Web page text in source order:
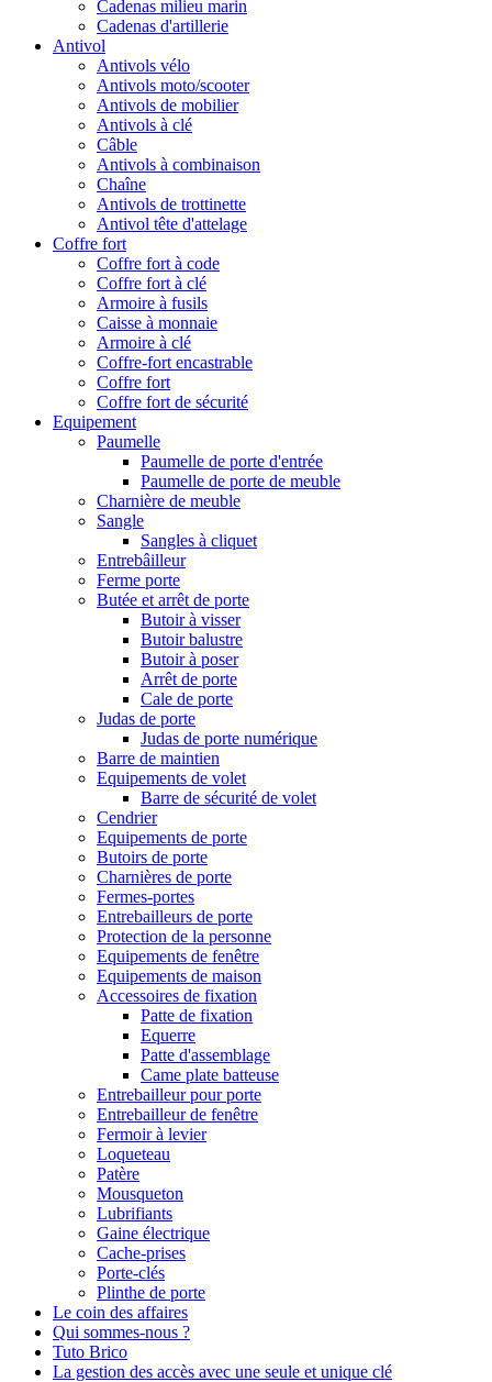
Cadenas milieu marin
Cadenas d'artillerie
Antivol
Antivols vélo
Antivols moto/scooter
Antivols de mobilier
Antivols à clé
Câble
Antivols à combinaison
Chaîne
Antivols de trottinette
Antivol tête d'attelage
Coffre fort
Coffre fort à code
Coffre fort à clé
Armoire à fusils
Caisse à monnaie
Armoire à clé
Coffre-fort encastrable
Coffre fort
Coffre fort de sécurité
Equipement
Paumelle
Paumelle de porte d'entrée
Paumelle de porte de meuble
Charnière de meuble
Sangle
Sangles à cliquet
Entrebâilleur
Ferme porte
Butée et arrêt de porte
Butoir à visser
Butoir balustre
Butoir à poser
Arrêt de porte
Cale de porte
Judas de porte
Judas de porte numérique
Barre de maintien
Equipements de volet
Barre de sécurité de volet
Cendrier
Equipements de porte
Butoirs de porte
Charnières de porte
Fermes-portes
Entrebailleurs de porte
Protection de la personne
Equipements de fenêtre
Equipements de maison
Accessoires de fixation
Patte de fixation
Equerre
Patte d'assemblage
Came plate batteuse
Entrebailleur pour porte
Entrebailleur de fenêtre
Fermoir à levier
Loqueteau
Patère
Mousqueton
Lubrifiants
Gaine électrique
Cache-prises
Porte-clés
Plinthe de porte
Le coin des affaires
Qui sommes-nous ?
Tuto Brico
La gestion des accès avec une seule et unique clé